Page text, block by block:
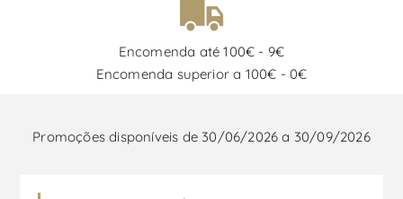
Encomenda até 100€ - 9€
Encomenda superior a 100€ - 0€
Promoções disponíveis de 30/06/2026 a 30/09/2026